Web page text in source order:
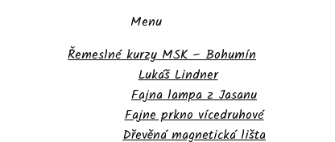
Menu
Řemeslné kurzy MSK – Bohumín
Lukáš Lindner
Fajna lampa z Jasanu
Fajne prkno vícedruhové
Dřevěná magnetická lišta